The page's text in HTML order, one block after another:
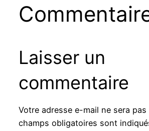
Laisser un
commentaire
Votre adresse e-mail ne sera pas
champs obligatoires sont